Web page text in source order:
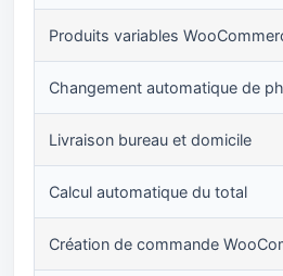
Produits variables
Changement automatique de
Livraison bureau et domicile
Calcul automatique du total
Création de commande